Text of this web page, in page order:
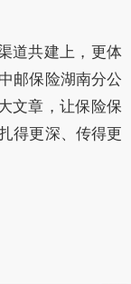
道共建上，更体
邮保险湖南分公
文章，让保险保
得更深、传得更